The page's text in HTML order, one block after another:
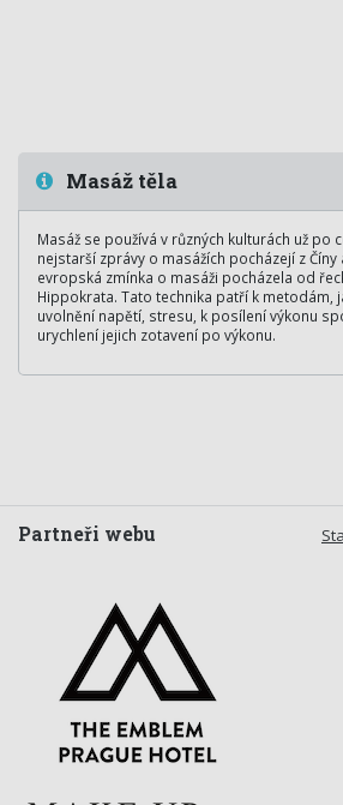
Masáž těla
Masáž se používá v různých kulturách už po
nejstarší zprávy o masážích pocházejí z Číny
evropská zmínka o masáži pocházela od
Hippokrata. Tato technika patří k metodám,
uvolnění napětí, stresu, k posílení výkonu
urychlení jejich zotavení po výkonu.
Partneři webu